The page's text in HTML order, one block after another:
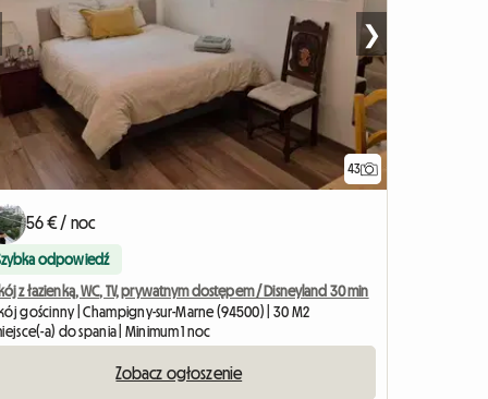
43
❯
56 € / noc
odpowiedź
z łazienką, WC, TV, prywatnym dostępem / Disneyland 30 min
gościnny | Champigny-sur-Marne (94500) | 30 M2
a) do spania | Minimum 1 noc
Zobacz ogłoszenie